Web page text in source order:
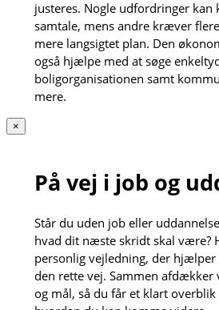
justeres. Nogle udfordringer kan
samtale, mens andre kræver
mere langsigtet plan. Den
også hjælpe med at søge
boligorganisationen samt
mere.
×
På vej i job og
Står du uden job eller
hvad dit næste skridt skal være?
personlig vejledning, der
den rette vej. Sammen
og mål, så du får et klart